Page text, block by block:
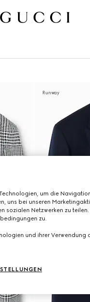
Runway
um die
uns bei unseren
sozialen Netzwerken zu
zu.
und ihrer Verwendung